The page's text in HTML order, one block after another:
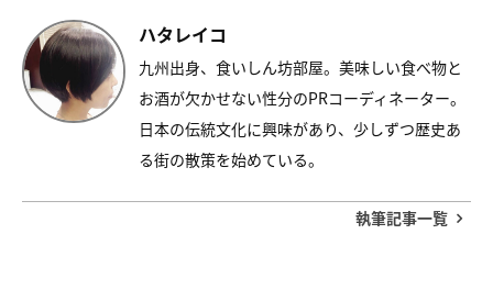
ハタレイコ
九州出身、食いしん坊部屋。美味しい食べ物と
お酒が欠かせない性分のPRコーディネーター。
日本の伝統文化に興味があり、少しずつ歴史あ
る街の散策を始めている。
執筆記事一覧